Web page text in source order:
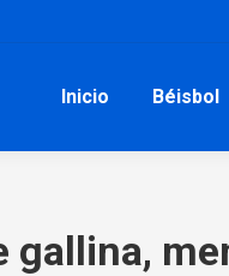
Inicio Béisbol
gallina,